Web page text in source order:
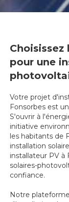
pour une
Votre projet
Fonsorbes est
S'ouvrir à
initiative
les habitants de
installation
installateur PV à
solaires-
confiance.
Notre